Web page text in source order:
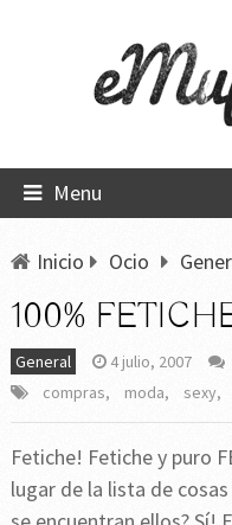
Menu
Inicio Ocio
100%
General 4 julio, 2007
compras, moda, sexy,
Fetiche! Fetiche y puro
lugar de la lista de